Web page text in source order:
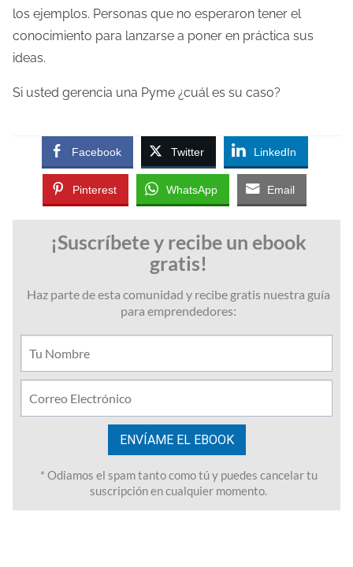
los ejemplos. Personas que no esperaron tener el
conocimiento para lanzarse a poner en práctica sus
ideas.
Si usted gerencia una Pyme ¿cuál es su caso?
Facebook Twitter LinkedIn
Pinterest WhatsApp Email